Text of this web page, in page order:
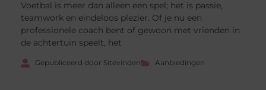
Voetbal is meer dan alleen een spel; het is passie,
teamwork en eindeloos plezier. Of je nu een
professionele coach bent of gewoon met vrienden in
de achtertuin speelt, het
Gepubliceerd door Sitevinden Aanbiedingen